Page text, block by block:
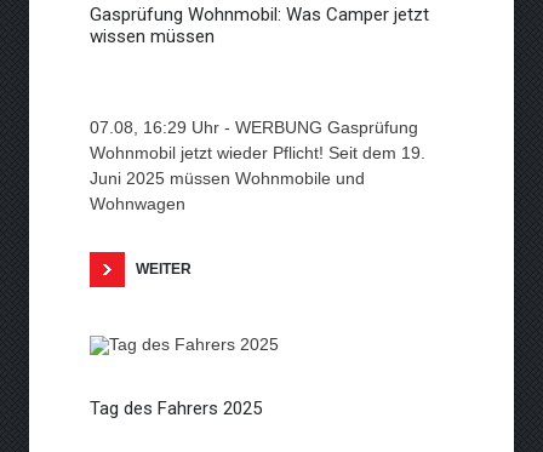
Gasprüfung Wohnmobil: Was Camper jetzt
wissen müssen
07.08, 16:29 Uhr - WERBUNG Gasprüfung
Wohnmobil jetzt wieder Pflicht! Seit dem 19.
Juni 2025 müssen Wohnmobile und
Wohnwagen
WEITER
Tag des Fahrers 2025